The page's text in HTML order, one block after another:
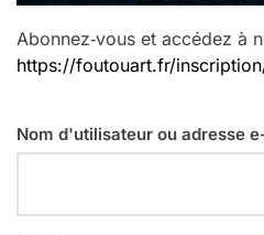
Abonnez‑vous et accédez à
https://foutouart.fr/
Nom d'utilisateur ou adresse